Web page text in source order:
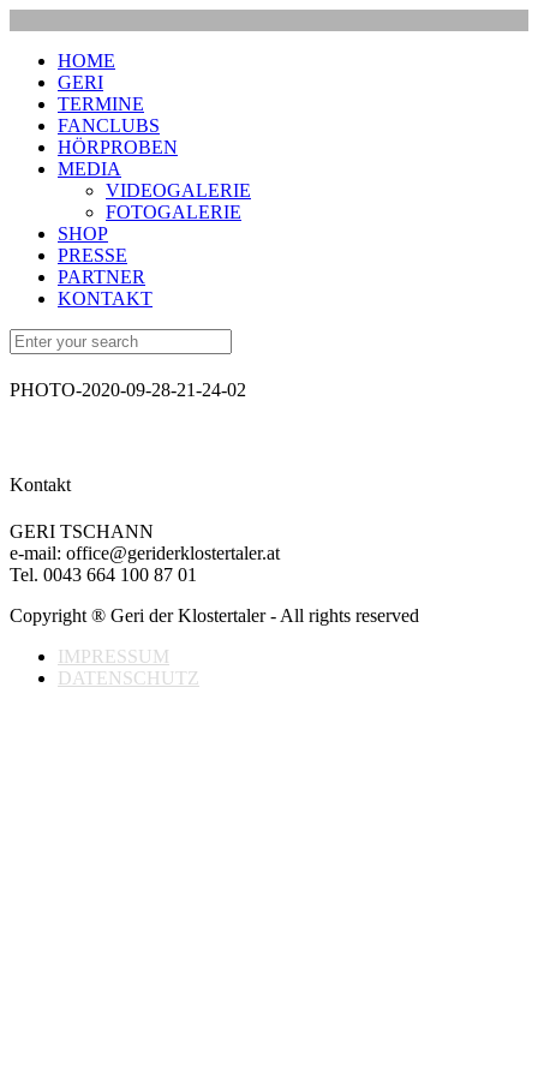
HOME
GERI
TERMINE
FANCLUBS
HÖRPROBEN
MEDIA
VIDEOGALERIE
FOTOGALERIE
SHOP
PRESSE
PARTNER
KONTAKT
PHOTO-2020-09-28-21-24-02
Kontakt
GERI TSCHANN
e-mail: office@geriderklostertaler.at
Tel. 0043 664 100 87 01
Copyright ® Geri der Klostertaler - All rights reserved
IMPRESSUM
DATENSCHUTZ